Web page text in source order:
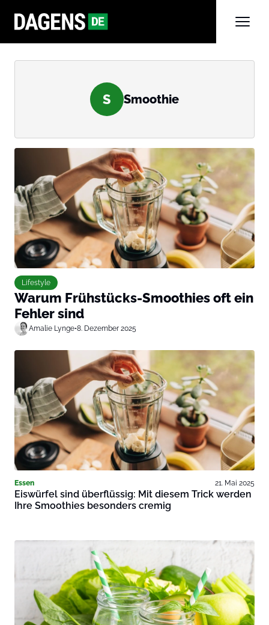
S Smoothie
Lifestyle
Warum Frühstücks-Smoothies oft ein
Fehler sind
Amalie Lynge•8. Dezember 2025
Essen 21. Mai 2025
Eiswürfel sind überflüssig: Mit diesem Trick werden
Ihre Smoothies besonders cremig